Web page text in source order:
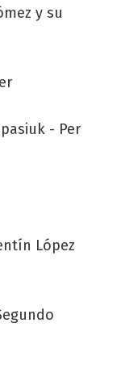
y su
- Per
López